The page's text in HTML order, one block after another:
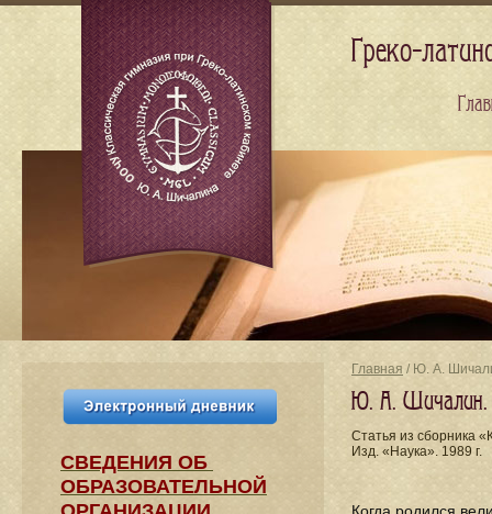
Главная / Ю. А.
Ю. А. Шичалин.
Статья из сборника
Изд. «Наука». 1989 г.
СВЕДЕНИЯ​ ОБ
ОБРАЗОВАТЕЛЬНОЙ
Греко-